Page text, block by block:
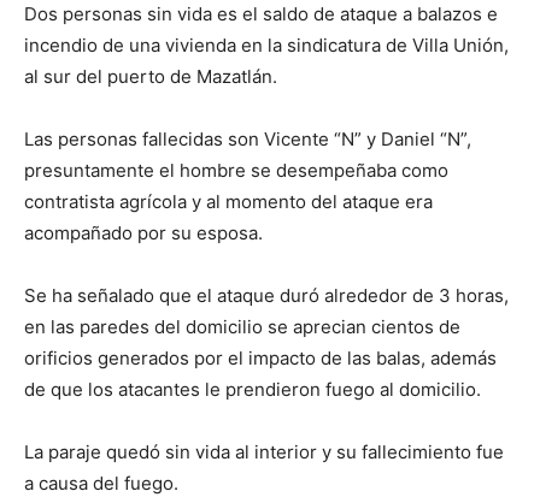
Dos personas sin vida es el saldo de ataque a balazos e
incendio de una vivienda en la sindicatura de Villa Unión,
al sur del puerto de Mazatlán.
Las personas fallecidas son Vicente “N” y Daniel “N”,
presuntamente el hombre se desempeñaba como
contratista agrícola y al momento del ataque era
acompañado por su esposa.
Se ha señalado que el ataque duró alrededor de 3 horas,
en las paredes del domicilio se aprecian cientos de
orificios generados por el impacto de las balas, además
de que los atacantes le prendieron fuego al domicilio.
La paraje quedó sin vida al interior y su fallecimiento fue
a causa del fuego.